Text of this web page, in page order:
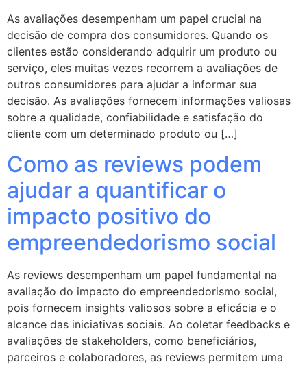
As avaliações desempenham um papel crucial na
decisão de compra dos consumidores. Quando os
clientes estão considerando adquirir um produto ou
serviço, eles muitas vezes recorrem a avaliações de
outros consumidores para ajudar a informar sua
decisão. As avaliações fornecem informações valiosas
sobre a qualidade, confiabilidade e satisfação do
cliente com um determinado produto ou […]
Como as reviews podem
ajudar a quantificar o
impacto positivo do
empreendedorismo social
As reviews desempenham um papel fundamental na
avaliação do impacto do empreendedorismo social,
pois fornecem insights valiosos sobre a eficácia e o
alcance das iniciativas sociais. Ao coletar feedbacks e
avaliações de stakeholders, como beneficiários,
parceiros e colaboradores, as reviews permitem uma